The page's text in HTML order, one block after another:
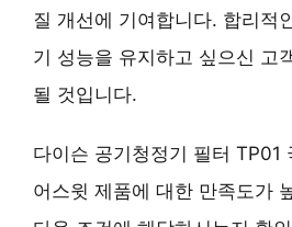
질 개선에 기여합니다. 합리적
기 성능을 유지하고 싶으신 고
될 것입니다.
다이슨 공기청정기 필터 TP01
어스윗 제품에 대한 만족도가